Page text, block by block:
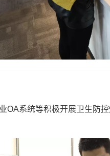
OA系统等积极开展卫生防